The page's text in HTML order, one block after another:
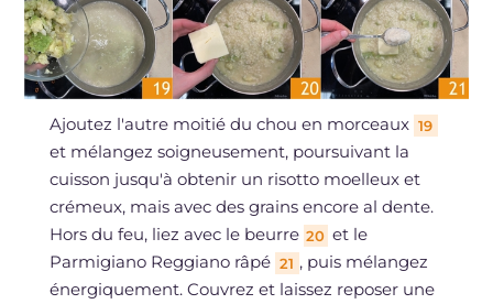
Ajoutez l'autre moitié du chou en morceaux 19
et mélangez soigneusement, poursuivant la
cuisson jusqu'à obtenir un risotto moelleux et
crémeux, mais avec des grains encore al dente.
Hors du feu, liez avec le beurre 20 et le
Parmigiano Reggiano râpé 21 , puis mélangez
énergiquement. Couvrez et laissez reposer une